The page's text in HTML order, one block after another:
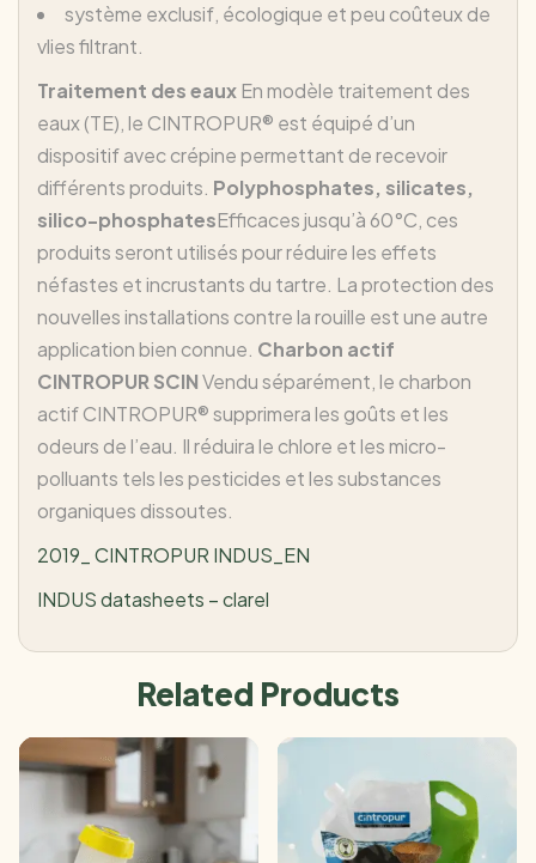
système exclusif, écologique et peu coûteux de
vlies filtrant.
Traitement des eauxEn modèle traitement des
eaux (TE), le CINTROPUR® est équipé d’un
dispositif avec crépine permettant de recevoir
différents produits. Polyphosphates, silicates,
silico-phosphatesEfficaces jusqu’à 60°C, ces
produits seront utilisés pour réduire les effets
néfastes et incrustants du tartre. La protection des
nouvelles installations contre la rouille est une autre
application bien connue. Charbon actif
CINTROPUR SCINVendu séparément, le charbon
actif CINTROPUR® supprimera les goûts et les
odeurs de l’eau. Il réduira le chlore et les micro-
polluants tels les pesticides et les substances
organiques dissoutes.
2019_ CINTROPUR INDUS_EN
INDUS datasheets – clarel
Related Products